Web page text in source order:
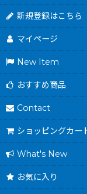
新規登録はこちら
マイページ
New Item
おすすめ商品
Contact
ショッピングカー
What's New
お気に入り